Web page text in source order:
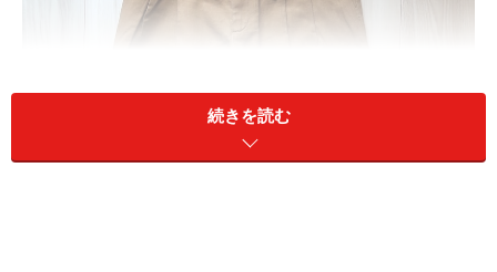
続きを読む